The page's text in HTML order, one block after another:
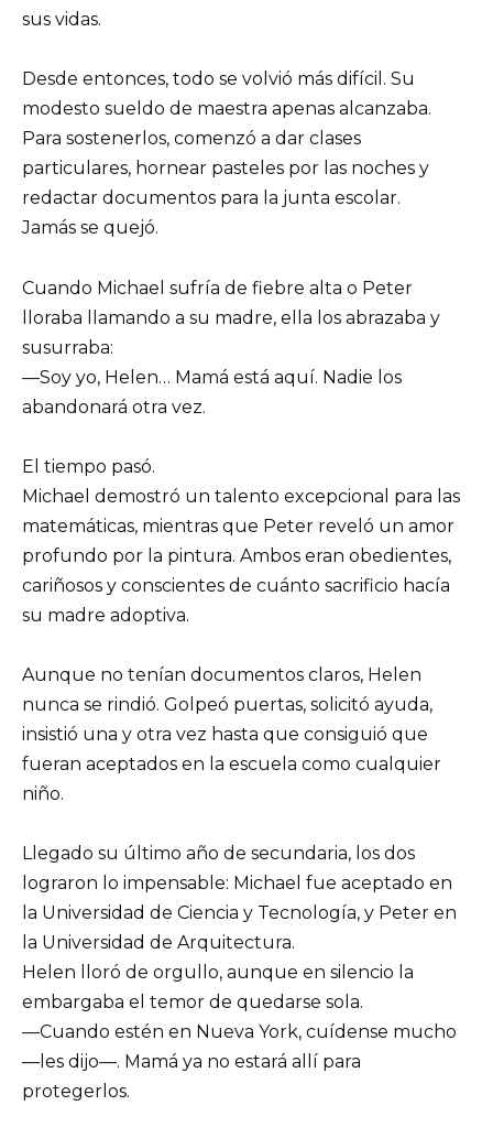
sus vidas.
Desde entonces, todo se volvió más difícil. Su
modesto sueldo de maestra apenas alcanzaba.
Para sostenerlos, comenzó a dar clases
particulares, hornear pasteles por las noches y
redactar documentos para la junta escolar.
Jamás se quejó.
Cuando Michael sufría de fiebre alta o Peter
lloraba llamando a su madre, ella los abrazaba y
susurraba:
—Soy yo, Helen… Mamá está aquí. Nadie los
abandonará otra vez.
El tiempo pasó.
Michael demostró un talento excepcional para las
matemáticas, mientras que Peter reveló un amor
profundo por la pintura. Ambos eran obedientes,
cariñosos y conscientes de cuánto sacrificio hacía
su madre adoptiva.
Aunque no tenían documentos claros, Helen
nunca se rindió. Golpeó puertas, solicitó ayuda,
insistió una y otra vez hasta que consiguió que
fueran aceptados en la escuela como cualquier
niño.
Llegado su último año de secundaria, los dos
lograron lo impensable: Michael fue aceptado en
la Universidad de Ciencia y Tecnología, y Peter en
la Universidad de Arquitectura.
Helen lloró de orgullo, aunque en silencio la
embargaba el temor de quedarse sola.
—Cuando estén en Nueva York, cuídense mucho
—les dijo—. Mamá ya no estará allí para
protegerlos.